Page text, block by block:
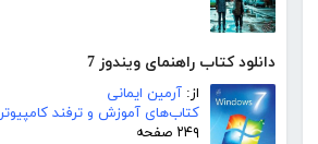
دانلود کتاب راهنمای ویندوز 7
از: آرمین ایمانی
کتاب‌های آموزش و ترفند کامپیوتر
۲۴۹ صفحه